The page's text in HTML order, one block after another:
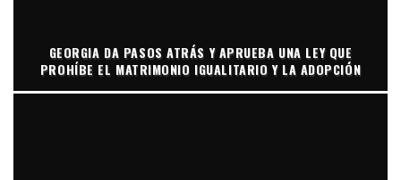
GEORGIA DA PASOS ATRÁS Y APRUEBA UNA LEY QUE
PROHÍBE EL MATRIMONIO IGUALITARIO Y LA ADOPCIÓN